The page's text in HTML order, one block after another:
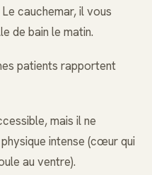
cauchemar, il vous
de bain le matin.
patients rapportent
mais il ne
intense (cœur qui
au ventre).